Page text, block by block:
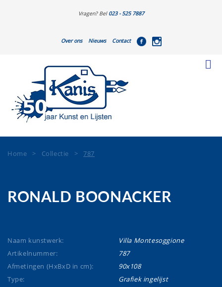
Vragen? Bel 023 - 525 7887
Over ons Nieuws Contact
Home > Collectie >787
RONALD BOONACKER
Naam kunstwerk:
Villa Montesoggione
Artikelnummer:
787
Afmetingen (HxBxD in cm):
90x108
Type:
Grafiek ingelijst